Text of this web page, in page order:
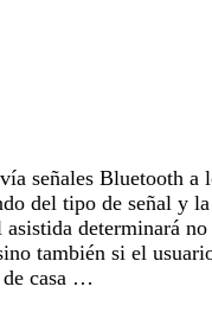
señales Bluetooth a
del tipo de señal y
determinará
también si el
de casa …